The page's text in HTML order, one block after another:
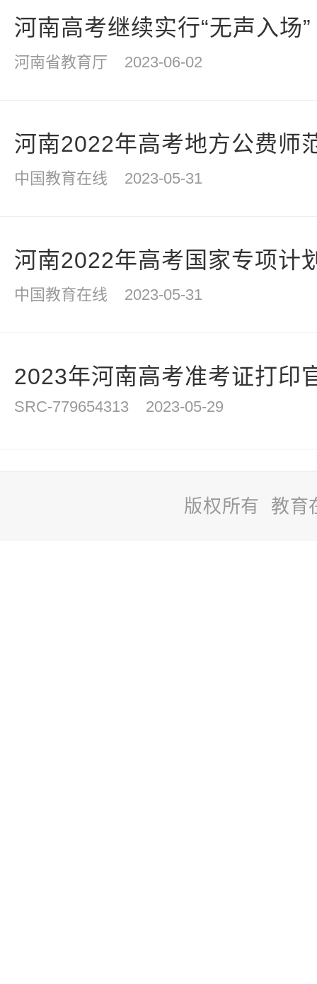
河南高考继续实行“无声入场
河南省教育厅 2023-06-02
河南2022年高考地方公费师
中国教育在线 2023-05-31
河南2022年高考国家专项计
中国教育在线 2023-05-31
2023年河南高考准考证打印
SRC-779654313 2023-05-29
版权所有 教育